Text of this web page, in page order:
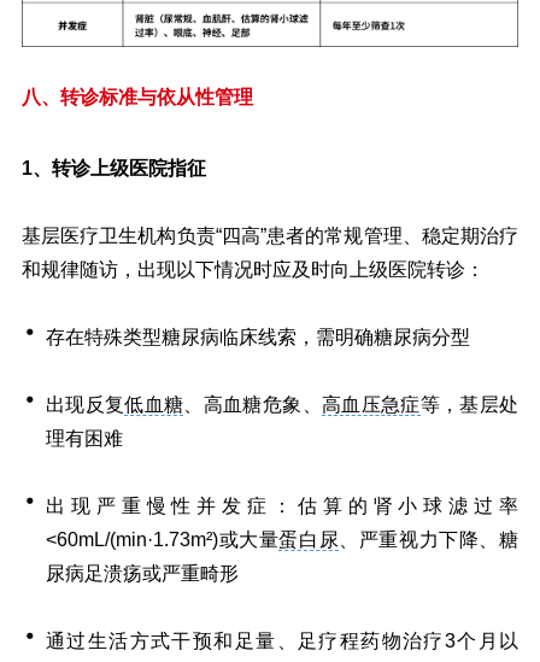
八、转诊标准与依从性管理
1、 转诊上级医院指征
基层医疗卫生机构负责“四高”患者的常规管理、稳定期治疗
和规律随访，出现以下情况时应及时向上级医院转诊：
存在特殊类型糖尿病临床线索，需明确糖尿病分型
出现反复低血糖 、高血糖危象、 高血压急症等，基层处
理有困难
出现严重慢性并发症：估算的肾小球滤过率
<60mL/(min·1.73m²)或大量蛋白尿
、严重视力下降、糖
尿病足溃疡或严重畸形
通过生活方式干预和足量、足疗程药物治疗3个月以